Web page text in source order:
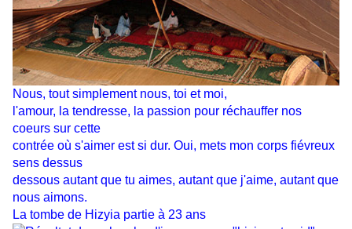
Nous, tout simplement nous, toi et moi,
l'amour, la tendresse, la passion pour réchauffer nos
coeurs sur cette
contrée où s'aimer est si dur. Oui, mets mon corps fiévreux
sens dessus
dessous autant que tu aimes, autant que j'aime, autant que
nous aimons.
La tombe de Hizyia partie à 23 ans